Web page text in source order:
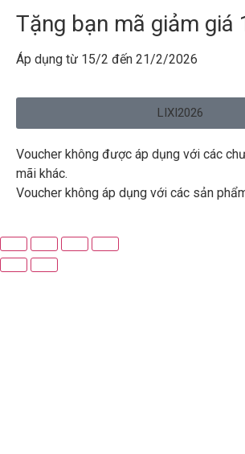
Tặng bạn mã giảm giá
Áp dụng từ 15/2 đến 21/2/2026
LIXI2026
Voucher không được áp dụng với các
mãi khác.
Voucher không áp dụng với các sản